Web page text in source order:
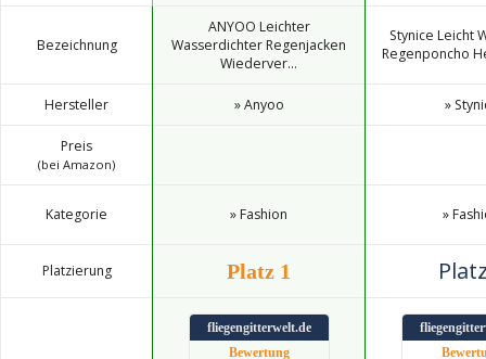
Bezeichnung
ANYOO Leichter
Wasserdichter Regenjacken
Wiederver...
Stynice Leicht
Regenponcho
Hersteller » Anyoo »
Preis
(bei Amazon)
Kategorie » Fashion »
Platzierung Platz 1
fliegengitterwelt.de
Bewertung